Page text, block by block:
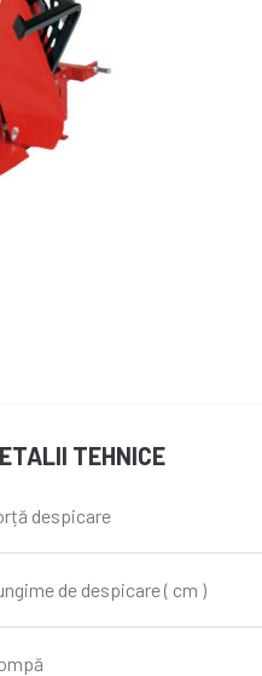
TEHNICE
despicare
de despicare ( cm )